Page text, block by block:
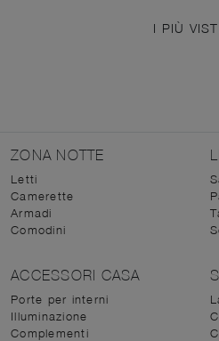
I PIÙ
ZONA NOTTE
Letti
Camerette
Armadi
Comodini
ACCESSORI CASA
Porte per interni
Illuminazione
Complementi